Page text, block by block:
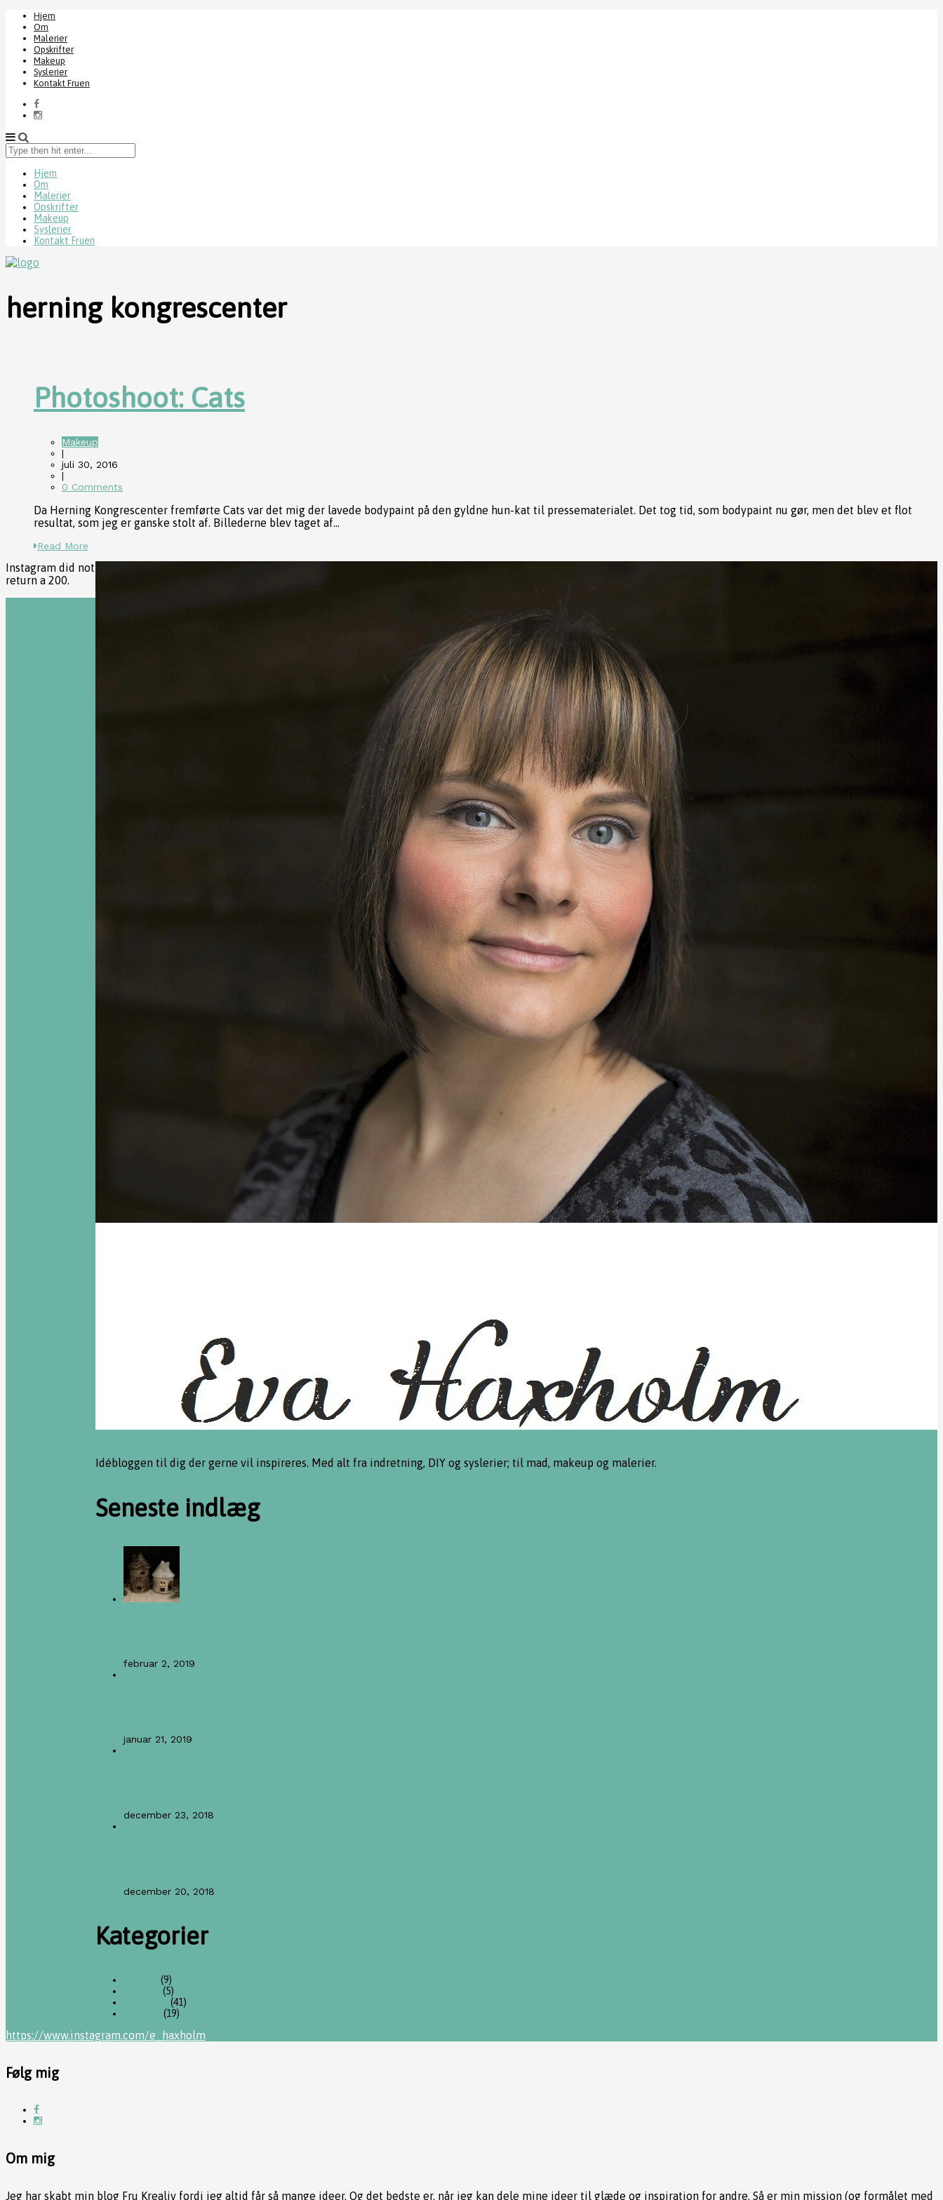
Hjem
Om
Malerier
Opskrifter
Makeup
Syslerier
Kontakt Fruen
Type
then
enter...
Hjem
Om
Malerier
Opskrifter
Makeup
Syslerier
Kontakt Fruen
herning kongrescenter
Photoshoot: Cats
Makeup
|
juli 30, 2016
|
0 Comments
Da Herning Kongrescenter fremførte Cats var det mig der lavede bodypaint på den gyldne hun-kat til pressematerialet. Det tog tid, som bodypaint nu gør, men det blev et flot
resultat, som jeg er ganske stolt af. Billederne blev taget af...
Read More
Idébloggen til dig der gerne vil inspireres. Med alt fra indretning, DIY og syslerier; til mad, makeup og malerier.
Seneste indlæg
februar 2, 2019
januar 21, 2019
december 23, 2018
december 20, 2018
Kategorier
(9)
(5)
(41)
(19)
Instagram did not
return a 200.
https://www.instagram.com/e_haxholm
Følg mig
Om mig
Jeg har skabt min blog Fru Krealiv fordi jeg altid får så mange ideer. Og det bedste er, når jeg kan dele mine ideer til glæde og inspiration for andre. Så er min mission (og formålet med